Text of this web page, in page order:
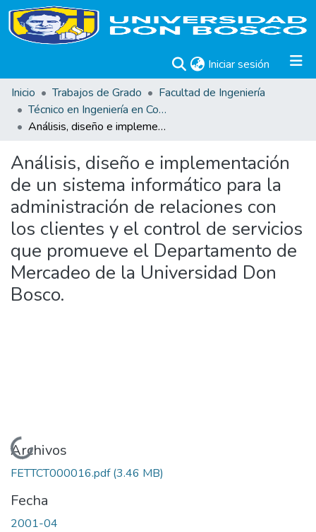
Iniciar sesión (current)
Inicio
Trabajos de Grado
Facultad de Ingeniería
Técnico en Ingeniería en Computación. Trabajos de Graduación.
Análisis, diseño e implementación de un sistema informático para la administración de relaciones con los clientes y el control de servicios que promueve el Departamento de Mercadeo de la Universidad Don Bosco.
Análisis, diseño e implementación
de un sistema informático para la
administración de relaciones con
los clientes y el control de servicios
que promueve el Departamento de
Mercadeo de la Universidad Don
Bosco.
Cargando...
Archivos
FETTCT000016.pdf(3.46 MB)
Fecha
2001-04